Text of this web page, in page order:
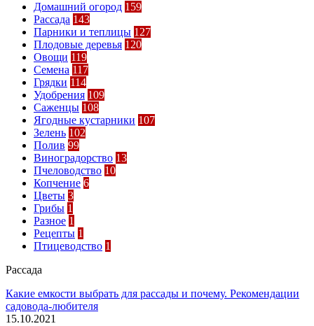
Домашний огород 159
Рассада 143
Парники и теплицы 127
Плодовые деревья 120
Овощи 119
Семена 117
Грядки 114
Удобрения 109
Саженцы 108
Ягодные кустарники 107
Зелень 102
Полив 99
Виноградорство 13
Пчеловодство 10
Копчение 6
Цветы 3
Грибы 1
Разное 1
Рецепты 1
Птицеводство 1
Рассада
Какие емкости выбрать для рассады и почему. Рекомендации
садовода-любителя
15.10.2021